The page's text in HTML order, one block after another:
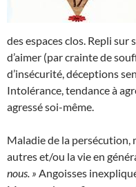
des espaces clos. Repli
d’aimer (par crainte de
d’insécurité, déceptions
Intolérance, tendance à
agressé soi-même.
Maladie de la persécution,
autres et/ou la vie en
nous. » Angoisses